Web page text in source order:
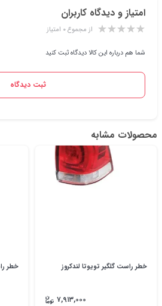
امتیاز و دیدگاه کاربران
از مجموع ۰ امتیاز
شما هم درباره این کالا دیدگاه ثبت کنید
ثبت دیدگاه
محصولات مشابه
خطر راست گلگیر تویوتا لندکروز
۷,۹۱۳,۰۰۰
خطر